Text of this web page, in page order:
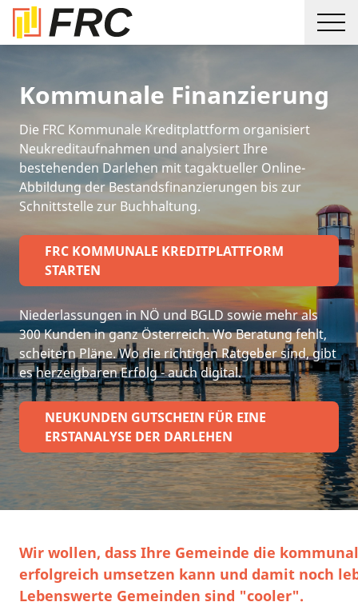
Kommunale Finanzierung
Die FRC Kommunale Kreditplattform organisiert
Neukreditaufnahmen und analysiert Ihre
bestehenden Darlehen mit tagaktueller Online-
Abbildung der Bestandsfinanzierungen bis zur
Schnittstelle zur Buchhaltung.
FRC KOMMUNALE KREDITPLATTFORM
STARTEN
Niederlassungen in NÖ und BGLD sowie mehr als
300 Kunden in ganz Österreich. Wo Beratung fehlt,
scheitern Pläne. Wo die richtigen Ratgeber sind, gibt
es herzeigbaren Erfolg - auch digital.
NEUKUNDEN GUTSCHEIN FÜR EINE
ERSTANALYSE DER DARLEHEN
Wir wollen, dass Ihre Gemeinde die
erfolgreich umsetzen kann und damit noch
Lebenswerte Gemeinden sind "cooler".